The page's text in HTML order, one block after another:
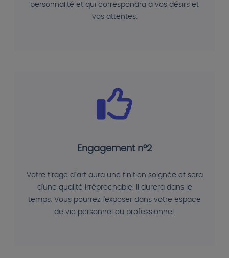
personnalité et qui correspondra à vos désirs et
vos attentes.
Engagement n°2
Votre tirage d"art aura une finition soignée et sera
d'une qualité irréprochable. Il durera dans le
temps. Vous pourrez l'exposer dans votre espace
de vie personnel ou professionnel.